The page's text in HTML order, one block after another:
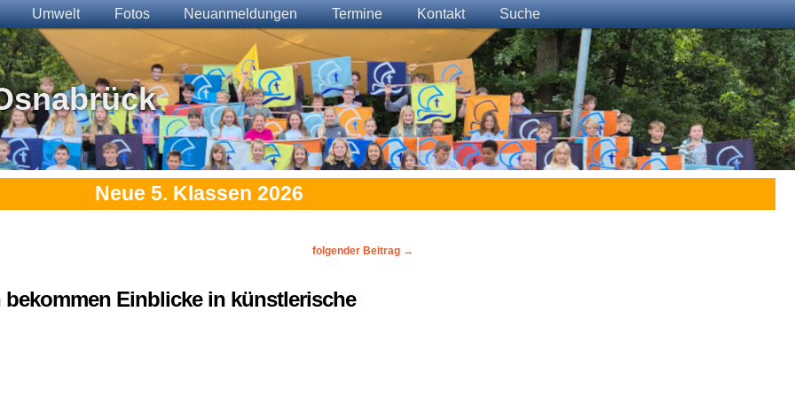
Umwelt Fotos Neuanmeldungen Termine Kontakt Suche
Neue 5. Klassen 2026
folgender Beitrag →
Einblicke in künstlerische